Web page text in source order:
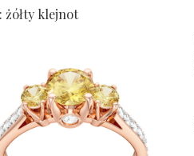
żółty klejnot